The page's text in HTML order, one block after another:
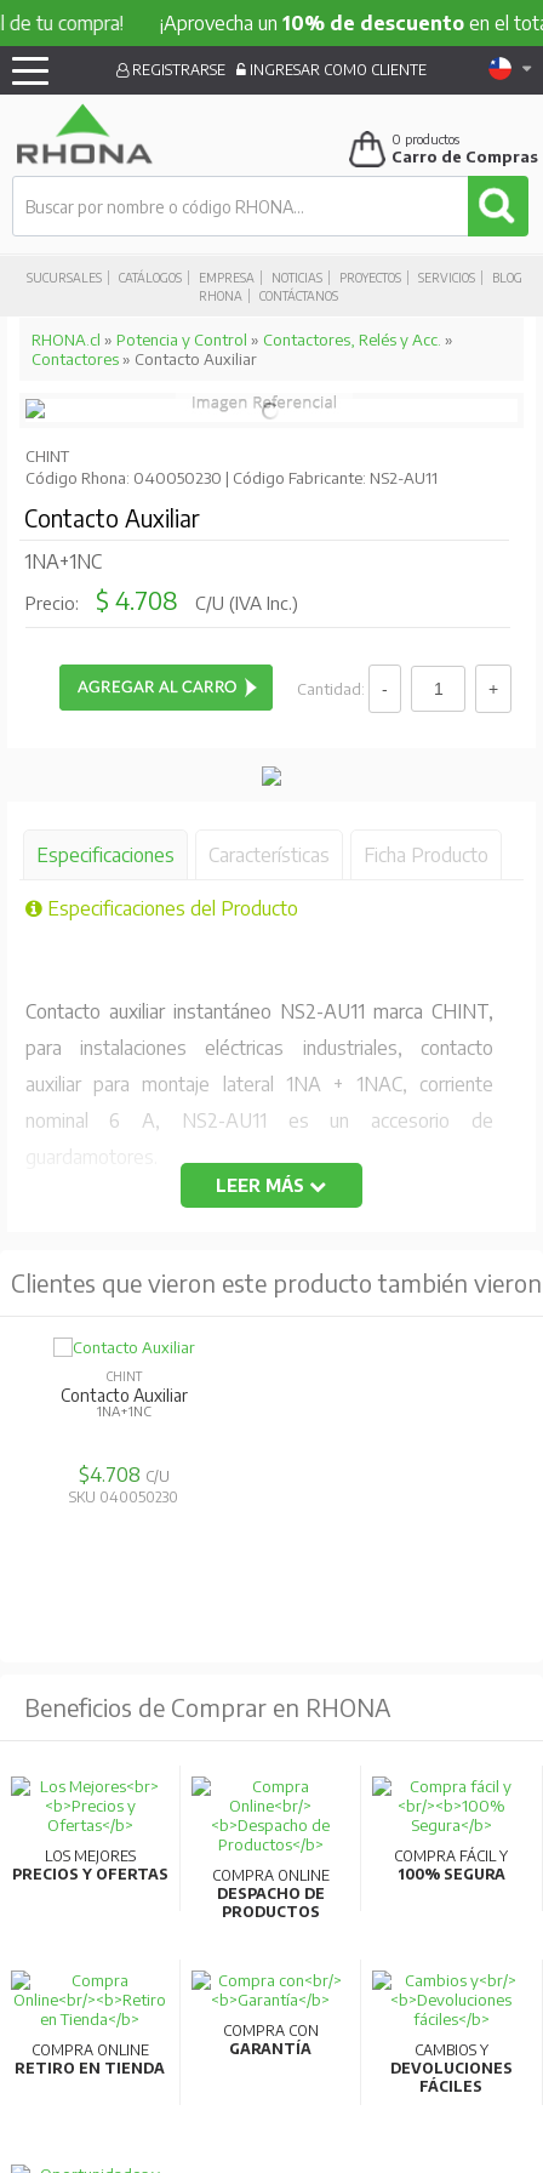
¡Aprovecha un10% de descuentoen el total de tu
SUCURSALES CATÁLOGOS EMPRESA NOTICIAS PROYECTOS SERVICIOS
BLOG
RHONA
CONTÁCTANOS
REGISTRARSE INGRESAR COMO CLIENTE
0 productos
Carro de Compras
RHONA.cl » Potencia y Control » Contactores, Relés y Acc. »
Contactores» Contacto Auxiliar
CHINT
Código Rhona: 040050230 | Código Fabricante: NS2-AU11
Contacto Auxiliar
1NA+1NC
Precio: $ 4.708 C/U (IVA Inc.)
Cantidad:
Especificaciones Características Ficha Producto
Especificaciones del Producto
Contacto auxiliar instantáneo NS2-AU11 marca CHINT,
para instalaciones eléctricas industriales, contacto
auxiliar para montaje lateral 1NA + 1NAC, corriente
nominal 6 A, NS2-AU11 es un accesorio de
guardamotores.
Los contactores son compactos y adecuados para
a los bloques de contactos auxiliares adicionales,
una alta flexibilidad.
Especificación
Contactos :1NA + 1NC
LEER MÁS
Clientes que vieron este producto también vieron
CHINT
Contacto Auxiliar
1NA+1NC
$4.708 C/U
SKU 040050230
Beneficios de Comprar en RHONA
LOS MEJORES
PRECIOS Y OFERTAS
COMPRA ONLINE
DESPACHO DE
PRODUCTOS
COMPRA FÁCIL Y
100% SEGURA
COMPRA ONLINE
RETIRO EN TIENDA
COMPRA CON
GARANTÍA
CAMBIOS Y
DEVOLUCIONES
FÁCILES